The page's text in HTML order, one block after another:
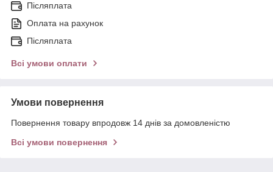
Післяплата
Оплата на рахунок
Післяплата
Всі умови оплати
Умови повернення
Повернення товару впродовж 14 днів за домовленістю
Всі умови повернення